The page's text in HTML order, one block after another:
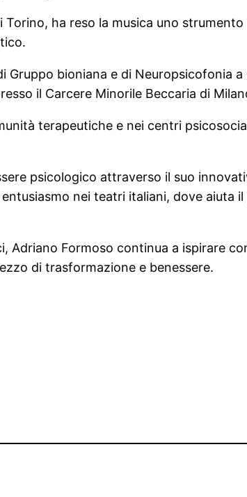
ha reso la musica uno strumento
Gruppo bioniana e di Neuropsicofonia a
il Carcere Minorile Beccaria di
terapeutiche e nei centri
psicologico attraverso il suo
nei teatri italiani, dove aiuta il
Formoso continua a ispirare
di trasformazione e benessere.